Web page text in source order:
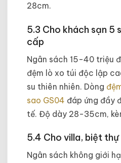
28cm.
5.3 Cho khách sạn 5
cấp
Ngân sách 15-40 triệu
đệm lò xo túi độc lập
su thiên nhiên. Dòng
sao GS04 đáp ứng đầy
tế. Độ dày 28-35cm,
5.4 Cho villa, biệt thự
Ngân sách không giới